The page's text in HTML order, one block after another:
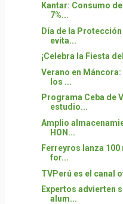
Kantar: Consumo
7%...
Día de la
evita...
¡Celebra la Fiesta
Verano en
los ...
Programa Ceba de
estudio...
Amplio
HON...
Ferreyros lanza 100
for...
TVPerú es el canal
Expertos advierten
alum...